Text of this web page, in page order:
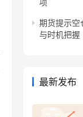
项
期货提示
与时机把握
最新发布